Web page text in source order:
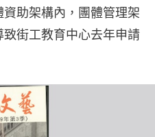
助架構內，團體管理架
街工教育中心去年申請